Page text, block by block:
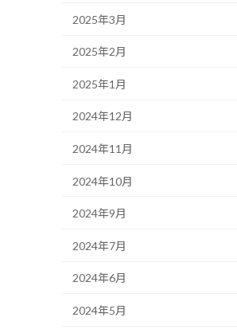
2025年3月
2025年2月
2025年1月
2024年12月
2024年11月
2024年10月
2024年9月
2024年7月
2024年6月
2024年5月